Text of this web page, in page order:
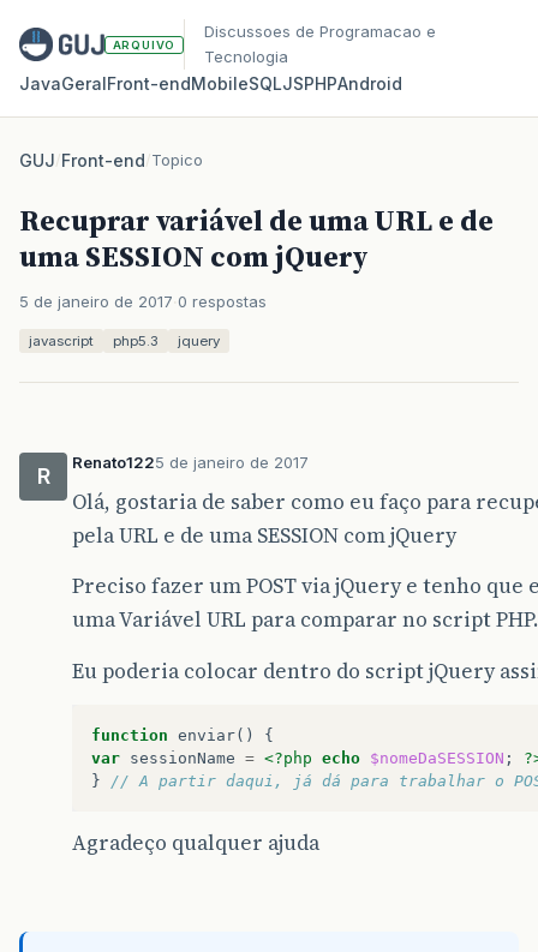
ARQUIVO
Discussoes de Programacao e
Tecnologia
JavaGeralFront‑endMobileSQLJSPHPAndroid
GUJ/Front-end/Topico
Recuprar variável de uma URL e de
uma SESSION com jQuery
5 de janeiro de 2017 0 respostas
javascript php5.3 jquery
R
Renato1225 de janeiro de 2017
Olá, gostaria de saber como eu faço para
pela URL e de uma SESSION com jQuery
Preciso fazer um POST via jQuery e tenho que
uma Variável URL para comparar no script PHP.
Eu poderia colocar dentro do script jQuery
function enviar()
{
var sessionName = <?php echo $nomeDaSESSION ;
}
// A partir daqui, já dá para trabalhar o
Agradeço qualquer ajuda